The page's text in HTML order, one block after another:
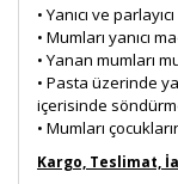
• Yanıcı ve
• Mumları yanıcı
• Yanan mumları
• Pasta üzerinde
içerisinde
• Mumları
Kargo, Teslimat,